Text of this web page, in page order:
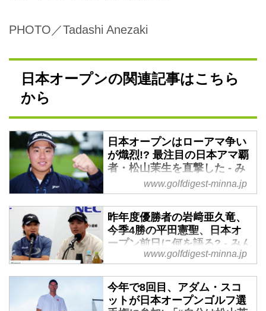
PHOTO／Tadashi Anezaki
日本オープンの関連記事はこちら
から
日本オープンはローアマ争い
が熾烈!? 最注目の日本アマ覇
者・松山茉生を直撃した - み
んなのゴルフダイジェスト
県東京ゴルフ倶楽部で開催される
日本オープン選手権（7251Y・
P70）。2年前にはアマチュアだ
った蟬川泰果が優勝したこともあ
勝も夢ではなくなった。今大会に
出場するアマチュアは全部で9
www.golfdigest-minna.jp
昨年度優勝者の岩﨑亜久竜、
今季4勝の平田憲聖、日本オ
ープン前日に何を語る? - みん
なのゴルフダイジェスト
いよいよ明日から開催される日本
オープン選手権（7251Y・
P70）。昨年は岩﨑亜久竜が最終
www.golfdigest-minna.jp
今年で8回目、アダム・スコ
ットが日本オープンゴルフ選